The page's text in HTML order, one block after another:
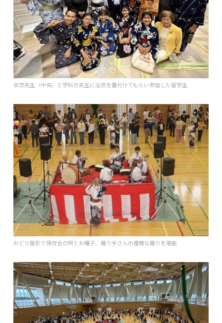
宗次先生（中央）と学科の先生に浴衣を着付けてもらい参加した留学生
おどり屋形で保存会の唄とお囃子、踊り手さんの優雅な踊りを堪能